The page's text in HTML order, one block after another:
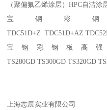
（聚偏氟乙烯涂层）HPC自洁
宝钢彩
TDC51D+Z TDC51D+AZ
宝钢彩钢板高强
TS280GD TS300GD TS320GD
上海志辰实业有限公司